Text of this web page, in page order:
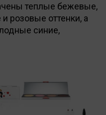
теплые бежевые,
розовые оттенки, а
синие,